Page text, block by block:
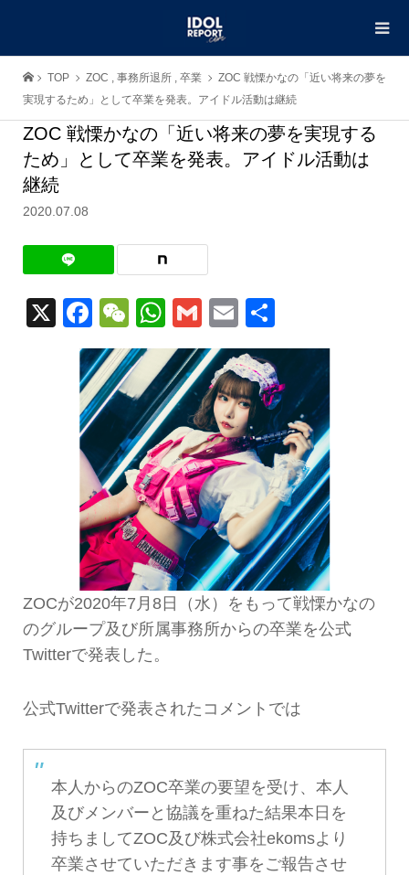
TOP ZOC , 事務所退所 , 卒業
ZOC 戦慄かなの「近い将来の夢を
実現するため」として卒業を発表。アイドル活動は継続
ZOC 戦慄かなの「近い将来の夢を実現する
ため」として卒業を発表。アイドル活動は
継続
2020.07.08
X Facebook
WeChat
WhatsApp
GmailEmail
有
ZOCが2020年7月8日（水）をもって戦慄かなの
のグループ及び所属事務所からの卒業を公式
Twitterで発表した。
公式Twitterで発表されたコメントでは
本人からのZOC卒業の要望を受け、本人
及びメンバーと協議を重ねた結果本日を
持ちましてZOC及び株式会社ekomsより
卒業させていただきます事をご報告させ